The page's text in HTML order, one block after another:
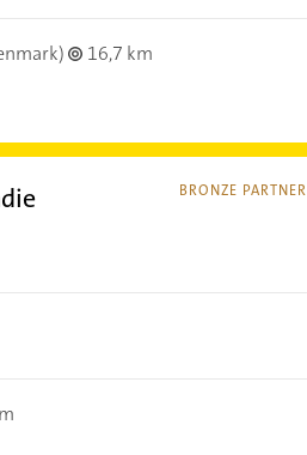
16,7 km
BRONZE PARTNER